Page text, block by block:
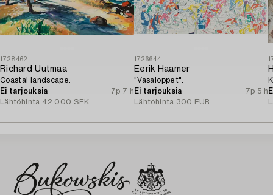
1728462
Richard Uutmaa
Coastal landscape.
Ei tarjouksia
7p 7 h
Lähtöhinta 42 000 SEK
1726644
Eerik Haamer
"Vasaloppet".
Ei tarjouksia
7p 5 h
Lähtöhinta 300 EUR